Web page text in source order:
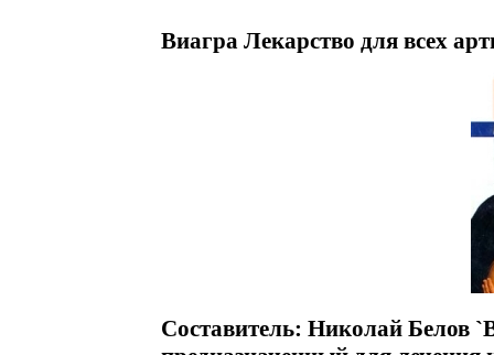
Виагра Лекарство для всех
Составитель: Николай Белов